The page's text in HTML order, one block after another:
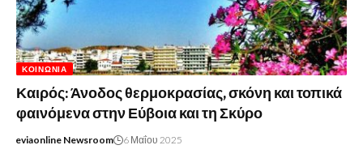
ΚΟΙΝΩΝΊΑ
Καιρός: Άνοδος θερμοκρασίας, σκόνη και τοπικά
φαινόμενα στην Εύβοια και τη Σκύρο
eviaonline Newsroom 6 Μαΐου 2025